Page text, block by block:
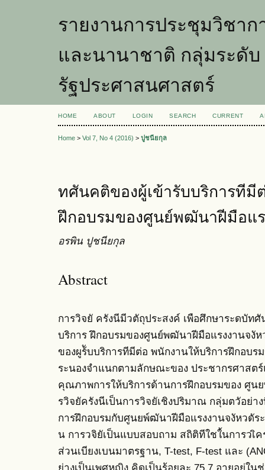
รายงานการประชุมวิชา
และนานาชาติ กลุ่มระดั
รัฐประศาสนศาสตร์
HOME ABOUT LOGIN SEARCH CURRENT
Home > Vol 7, No 4 (2016) > ปูชนียกุล
ทศันคติของผู้เข้ารับบริการทีมี
ฝึกอบรมของศูนย์พฒันาฝีมือแ
อรพิน ปูชนียกุล
Abstract
การวิจยั ครังนีมีวตัถุประสงค์ เพือศึกษาระดบัท
บริการ ฝึกอบรมของศูนย์พฒันาฝีมือแรงงานจงัห
ของผูร้ับบริการทีมีต่อ พนักงานให้บริการฝึกอบ
ระนองจําแนกตามลักษณะของ ประชากรศาสต
คุณภาพการให้บริการด้านการฝึกอบรมของ ศูน
รวิจยัครังนีเป็นการวิจยัเชิงปริมาณ กลุ่มตวัอย่า
การฝึกอบรมกับศูนยพ์ฒันาฝีมือแรงงานจงัหวดัร
น การวจิยัเป็นแบบสอบถาม สถิติทีใชใ้นการวเิ
ส่วนเบียงเบนมาตรฐาน, T-test, F-test และ